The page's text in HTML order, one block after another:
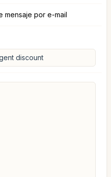
mensaje por e-mail